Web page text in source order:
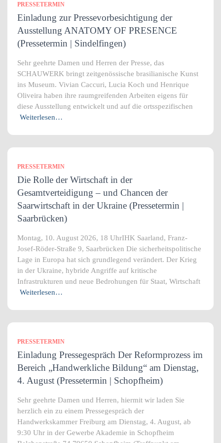
PRESSETERMIN
Einladung zur Pressevorbesichtigung der
Ausstellung ANATOMY OF PRESENCE
(Pressetermin | Sindelfingen)
Sehr geehrte Damen und Herren der Presse, das
SCHAUWERK bringt zeitgenössische brasilianische Kunst
ins Museum. Vivian Caccuri, Lucia Koch und Henrique
Oliveira haben ihre raumgreifenden Arbeiten eigens für
diese Ausstellung entwickelt und auf die ortsspezifischen
Weiterlesen…
PRESSETERMIN
Die Rolle der Wirtschaft in der
Gesamtverteidigung – und Chancen der
Saarwirtschaft in der Ukraine (Pressetermin |
Saarbrücken)
Montag, 10. August 2026, 18 UhrIHK Saarland, Franz-
Josef-Röder-Straße 9, Saarbrücken Die sicherheitspolitische
Lage in Europa hat sich grundlegend verändert. Der Krieg
in der Ukraine, hybride Angriffe auf kritische
Infrastrukturen und neue Bedrohungen für Staat, Wirtschaft
Weiterlesen…
PRESSETERMIN
Einladung Pressegespräch Der Reformprozess im
Bereich „Handwerkliche Bildung“ am Dienstag,
4. August (Pressetermin | Schopfheim)
Sehr geehrte Damen und Herren, hiermit wir laden Sie
herzlich ein zu einem Pressegespräch der
Handwerkskammer Freiburg am Dienstag, 4. August, ab
9:30 Uhr in der Gewerbe Akademie in Schopfheim